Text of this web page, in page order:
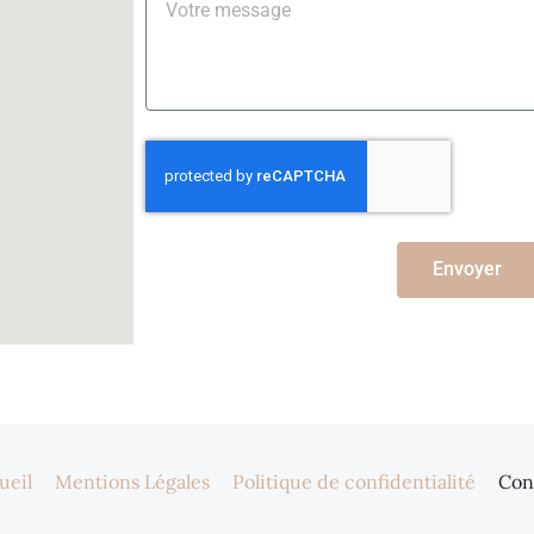
Envoyer
Mentions Légales Politique de confidentialité